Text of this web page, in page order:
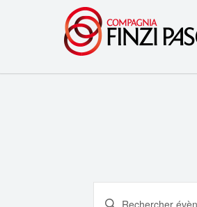
Recherche
Saisir